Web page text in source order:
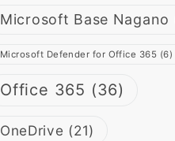
Microsoft Base Nagano
Microsoft Defender for Office 365 (6)
Office 365 (36)
OneDrive (21)